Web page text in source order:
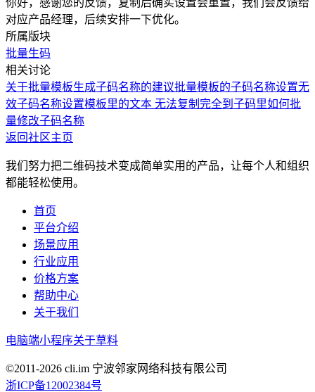
对应产品经理，后续安排一下优化。
所属版块
批量生码
相关讨论
关于批量模板生成子码名称的建议批量模板的子码名称设置无
效子码名称设置模板里的文本 无法复制完全到子码里如何批
量修改子码名称
返回社区主页
我们努力把二维码技术变成简单实用的产品，让每个人和组织
都能轻松使用。
首页
平台介绍
场景应用
行业应用
价格方案
帮助中心
关于我们
电脑端小程序关于草料
©2011-2026 cli.im 宁波邻家网络科技有限公司
浙ICP备12002384号